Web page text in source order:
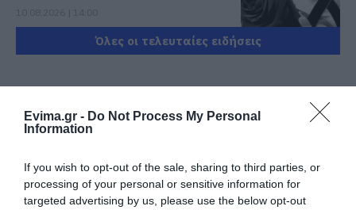
Evima.gr - Do Not Process My Personal
Information
If you wish to opt-out of the sale, sharing to third parties, or
processing of your personal or sensitive information for
targeted advertising by us, please use the below opt-out
10.08.2026 | 13:20
Όλες οι τελευταίες ειδήσεις